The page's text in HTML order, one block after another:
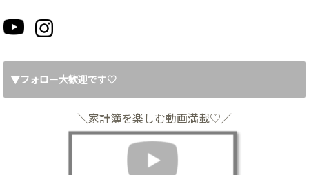
▼フォロー大歓迎です♡
＼家計簿を楽しむ動画満載♡／